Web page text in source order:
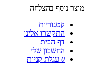
מוצר נוסף בהצלחה
קטגוריות
התקשרו אלינו
דף הבית
החשבון שלי
0 עגלת קניות